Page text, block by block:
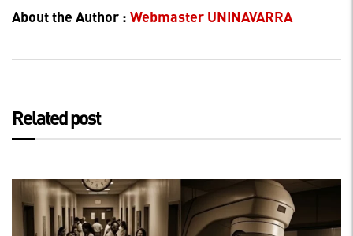
About the Author : Webmaster UNINAVARRA
Related post